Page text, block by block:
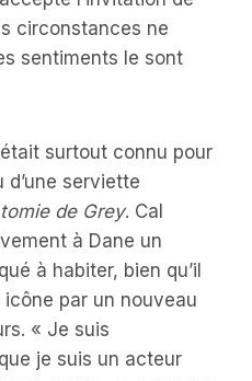
circonstances ne
sentiments le sont
surtout connu pour
serviette
de Grey. Cal
à Dane un
à habiter, bien qu’il
par un nouveau
« Je suis
je suis un acteur